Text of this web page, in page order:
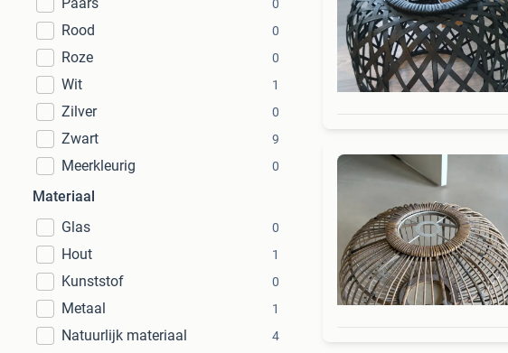
0
Rood 0
Roze 0
Wit 1
Zilver 0
Zwart 9
Meerkleurig 0
Materiaal
Glas
0
Hout 1
Kunststof 0
Metaal 1
Natuurlijk materiaal 4